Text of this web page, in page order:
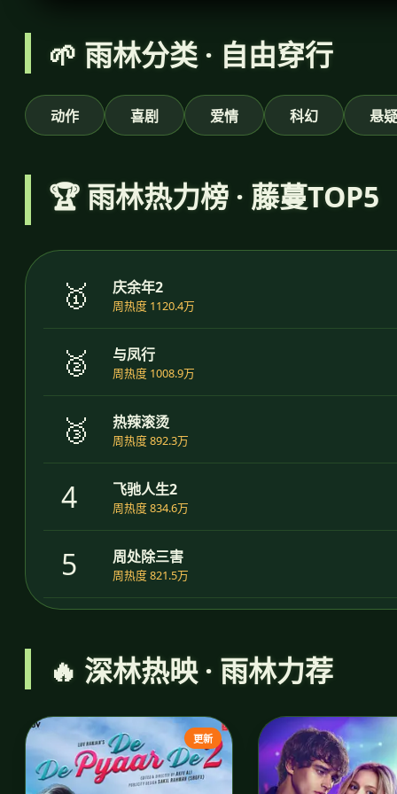
🌱 雨林分类 · 自由穿行
动作 喜剧 爱情 科幻 悬疑
🏆 雨林热力榜 · 藤蔓TOP5
🥇 庆余年2
周热度 1120.4万
🥈 与凤行
周热度 1008.9万
🥉 热辣滚烫
周热度 892.3万
4 飞驰人生2
周热度 834.6万
5 周处除三害
周热度 821.5万
🔥 深林热映 · 雨林力荐
更新